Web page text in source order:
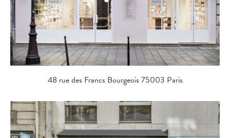
48 rue des Francs Bourgeois 75003 Paris